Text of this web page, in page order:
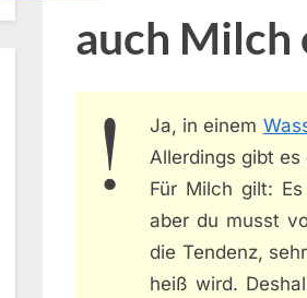
auch Milch
Ja, in einem
Allerdings gibt
Für Milch gilt:
aber du musst
die Tendenz,
heiß wird.